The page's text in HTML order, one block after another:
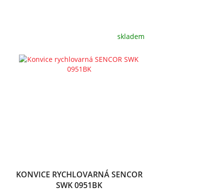
skladem
KONVICE RYCHLOVARNÁ SENCOR
SWK 0951BK